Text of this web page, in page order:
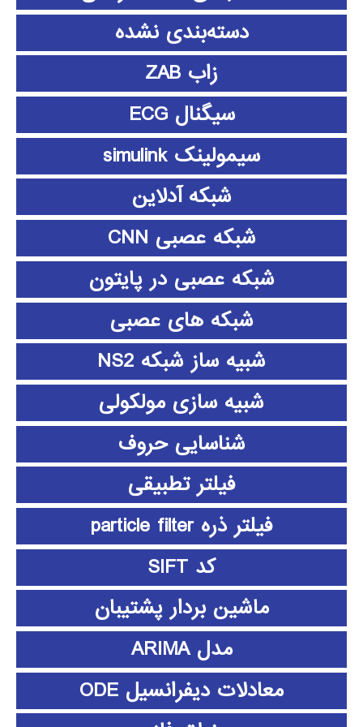
دسته‌بندی نشده
زاب ZAB
سیگنال ECG
سیمولینک simulink
شبکه آدلاین
شبکه عصبی CNN
شبکه عصبی در پایتون
شبکه های عصبی
شبیه ساز شبکه NS2
شبیه سازی مولکولی
شناسایی حروف
فیلتر تطبیقی
فیلتر ذره particle filter
کد SIFT
ماشین بردار پشتیبان
مدل ARIMA
معادلات دیفرانسیل ODE